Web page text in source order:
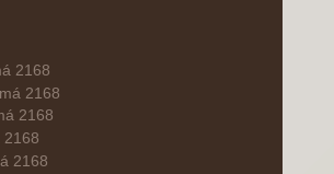
2168
2168
2168
2168
2168